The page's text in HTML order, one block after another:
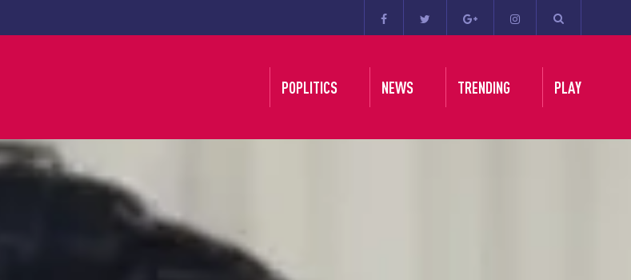
POPLITICS NEWS TRENDING PLAY